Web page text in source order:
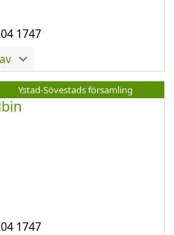
1747
Ystad-Sövestads församling
1747